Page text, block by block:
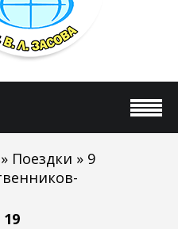
» Поездки » 9
19